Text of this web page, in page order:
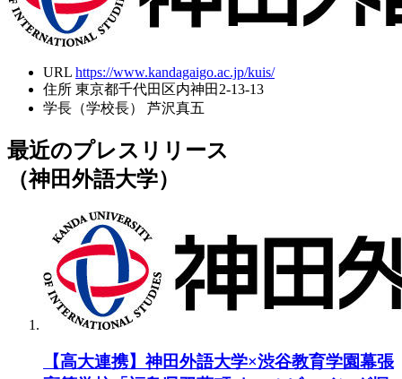
URL https://www.kandagaigo.ac.jp/kuis/
住所 東京都千代田区内神田2-13-13
学長（学校長）
芦沢真五
最近のプレスリリース
（神田外語大学）
【高大連携】神田外語大学×渋谷教育学園幕張